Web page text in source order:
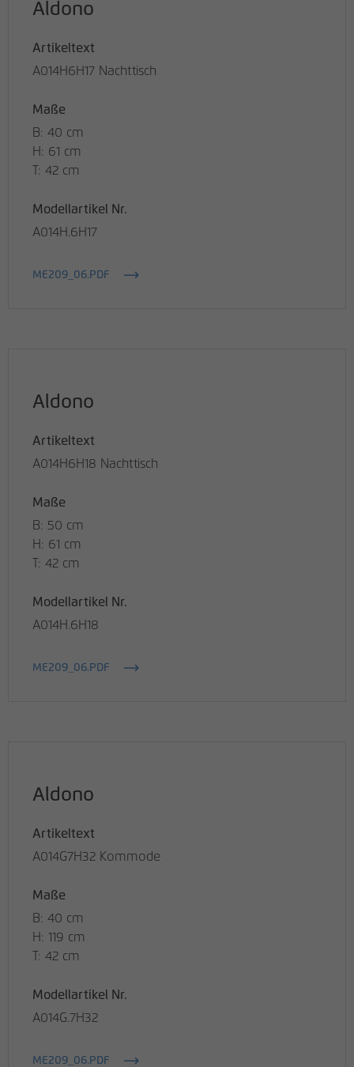
Aldono
Artikeltext
A014H6H17 Nachttisch
Maße
B: 40 cm
H: 61 cm
T: 42 cm
Modellartikel Nr.
A014H.6H17
ME209_06.PDF
Aldono
Artikeltext
A014H6H18 Nachttisch
Maße
B: 50 cm
H: 61 cm
T: 42 cm
Modellartikel Nr.
A014H.6H18
ME209_06.PDF
Aldono
Artikeltext
A014G7H32 Kommode
Maße
B: 40 cm
H: 119 cm
T: 42 cm
Modellartikel Nr.
A014G.7H32
ME209_06.PDF